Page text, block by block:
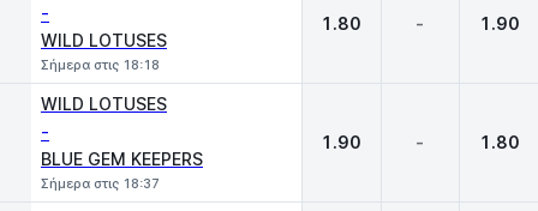
-
WILD LOTUSES
Σήμερα στις 18:18
1.80 - 1.90
WILD LOTUSES
-
BLUE GEM KEEPERS
Σήμερα στις 18:37
1.90 - 1.80